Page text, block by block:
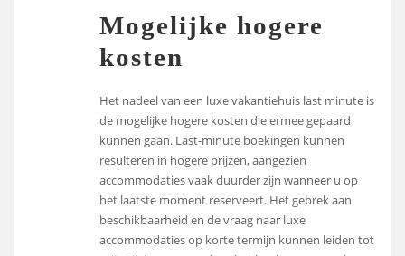
Mogelijke hogere
kosten
Het nadeel van een luxe vakantiehuis last minute is
de mogelijke hogere kosten die ermee gepaard
kunnen gaan. Last-minute boekingen kunnen
resulteren in hogere prijzen, aangezien
accommodaties vaak duurder zijn wanneer u op
het laatste moment reserveert. Het gebrek aan
beschikbaarheid en de vraag naar luxe
accommodaties op korte termijn kunnen leiden tot